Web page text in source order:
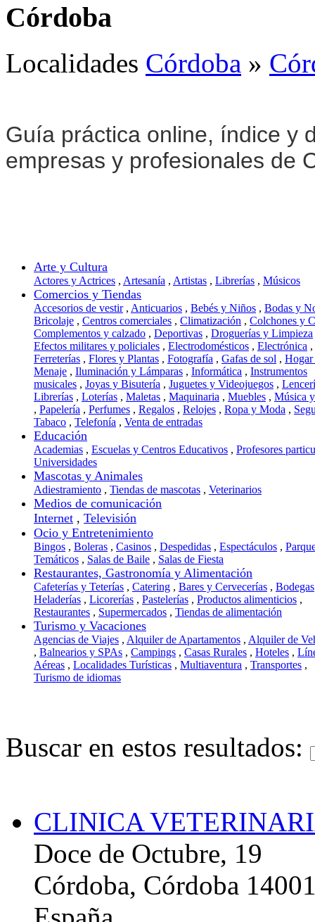
Córdoba
Localidades Córdoba »
Guía práctica online, índice y
empresas y profesionales de
Arte y Cultura
Actores y Actrices , Artesanía , Artistas , Librerías , Músicos
Comercios y Tiendas
Accesorios de vestir, Anticuarios , Bebés y Niños , Bodas y
Bricolaje , Centros comerciales , Climatización , Colchones y
Complementos y calzado , Deportivas , Droguerías y Limpieza
Efectos militares y policiales , Electrodomésticos , Electrónica ,
Ferreterías , Flores y Plantas , Fotografía , Gafas de sol ,
Menaje , Iluminación y Lámparas , Informática , Instrumentos
musicales , Joyas y Bisutería , Juguetes y Videojuegos ,
Librerías , Loterías , Maletas , Maquinaria , Muebles , Música
, Papelería , Perfumes , Regalos , Relojes , Ropa y Moda ,
Tabaco , Telefonía , Venta de entradas
Educación
Academias , Escuelas y Centros Educativos , Profesores
Universidades
Mascotas y Animales
Adiestramiento , Tiendas de mascotas , Veterinarios
Medios de comunicación
Internet , Televisión
Ocio y Entretenimiento
Bingos , Boleras , Casinos , Despedidas , Espectáculos ,
Temáticos , Salas de Baile , Salas de Fiesta
Restaurantes, Gastronomía y Alimentación
Cafeterías y Teterías , Catering , Bares y Cervecerías , Bodegas
Heladerías , Licorerías , Pastelerías , Productos alimenticios ,
Restaurantes , Supermercados , Tiendas de alimentación
Turismo y Vacaciones
Agencias de Viajes , Alquiler de Apartamentos , Alquiler de
, Balnearios y SPAs , Campings , Casas Rurales , Hoteles ,
Aéreas , Localidades Turísticas , Multiaventura , Transportes ,
Turismo de idiomas
Buscar en estos resultados:
CLINICA
Doce de Octubre, 19
Córdoba, Córdoba